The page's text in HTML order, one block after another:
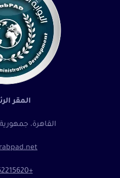
المقر
القاهرة،
+201062215620